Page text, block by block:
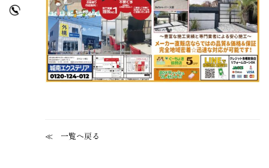
一覧へ戻る